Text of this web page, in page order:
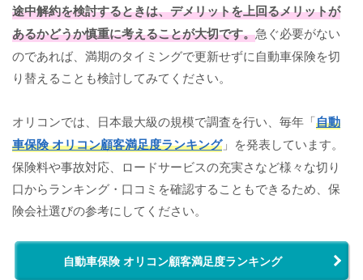
途中解約を検討するときは、デメリットを上回るメリットが
あるかどうか慎重に考えることが大切です。急ぐ必要がない
のであれば、満期のタイミングで更新せずに自動車保険を切
り替えることも検討してみてください。
オリコンでは、日本最大級の規模で調査を行い、毎年「自動
車保険 オリコン顧客満足度ランキング」を発表しています。
保険料や事故対応、ロードサービスの充実さなど様々な切り
口からランキング・口コミを確認することもできるため、保
険会社選びの参考にしてください。
自動車保険 オリコン顧客満足度ランキング